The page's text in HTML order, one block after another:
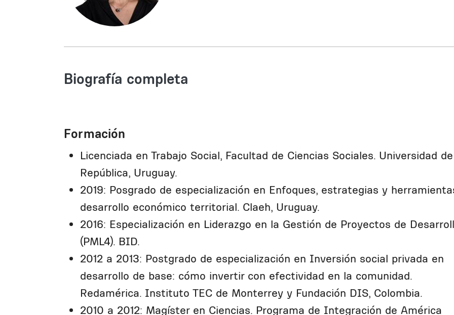
Biografía completa
Formación
Licenciada en Trabajo Social, Facultad de Ciencias Sociales. Universidad
República, Uruguay.
2019: Posgrado de especialización en Enfoques, estrategias y
desarrollo económico territorial. Claeh, Uruguay.
2016: Especialización en Liderazgo en la Gestión de Proyectos de
(PML4). BID.
2012 a 2013: Postgrado de especialización en Inversión social privada en
desarrollo de base: cómo invertir con efectividad en la comunidad.
Redamérica. Instituto TEC de Monterrey y Fundación DIS, Colombia.
2010 a 2012: Magíster en Ciencias. Programa de Integración de América